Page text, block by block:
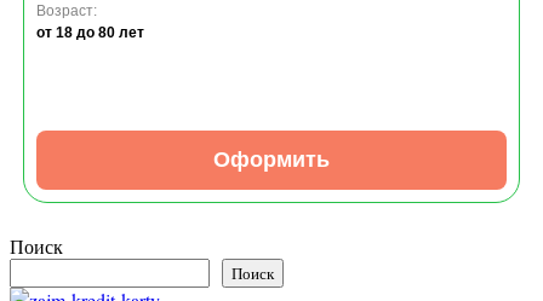
Возраст:
от 18 до 80 лет
Оформить
Поиск
Поиск